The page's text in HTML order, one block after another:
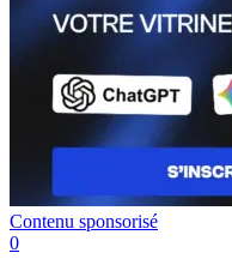
Contenu sponsorisé
0